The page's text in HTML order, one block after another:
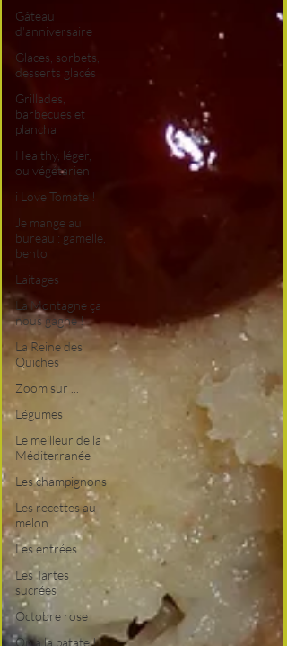
Gâteau
d'anniversaire
Glaces, sorbets,
desserts glacés
Grillades,
barbecues et
plancha
Healthy, léger,
ou végétarien
i Love Tomate !
Je mange au
bureau : gamelle,
bento
Laitages
La Montagne ça
nous gagne !
La Reine des
Quiches
Zoom sur ...
Légumes
Le meilleur de la
Méditerranée
Les champignons
Les recettes au
melon
Les entrées
Les Tartes
sucrées
Octobre rose
On a la patate !